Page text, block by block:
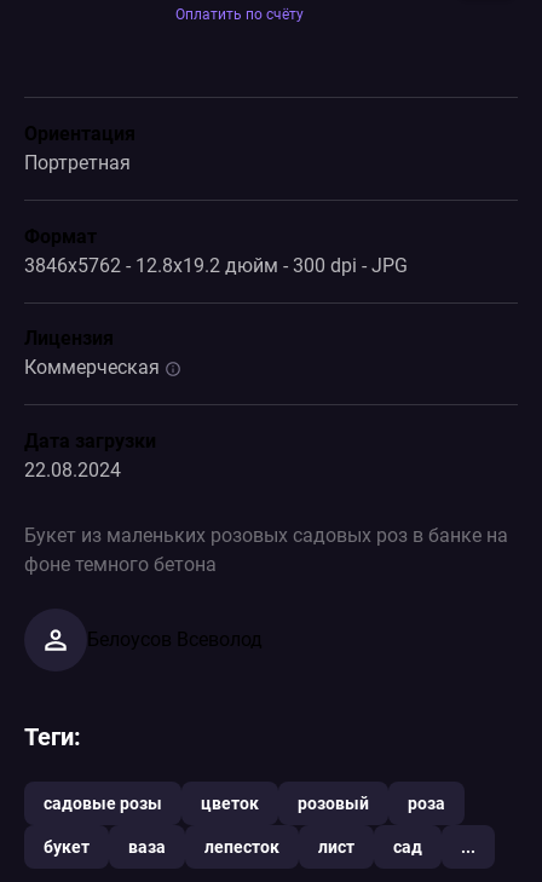
Оплатить по счёту
Ориентация
Портретная
Формат
3846x5762 - 12.8x19.2 дюйм - 300 dpi - JPG
Лицензия
Коммерческая
Дата загрузки
22.08.2024
Букет из маленьких розовых садовых роз в банке на
фоне темного бетона
Белоусов Всеволод
Теги:
садовые розы цветок розовый роза
букет ваза лепесток лист сад ...